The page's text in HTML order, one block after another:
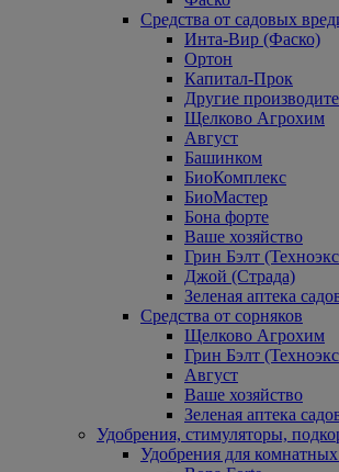
Средства от садовых
Инта-Вир (Фаско)
Ортон
Капитал-Прок
Другие
Щелково Агрохим
Август
Башинком
БиоКомплекс
БиоМастер
Бона форте
Ваше хозяйство
Грин Бэлт
Джой (Страда)
Зеленая аптека
Средства от сорняков
Щелково Агрохим
Грин Бэлт
Август
Ваше хозяйство
Зеленая аптека
Удобрения, стимуляторы,
Удобрения для